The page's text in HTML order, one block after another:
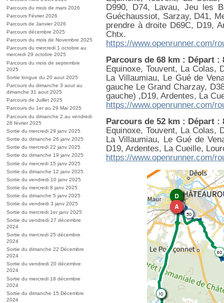
recherche
Parcours du mois de mars 2026
Parcours Février 2026
Parcours de Janvier 2026
Parcours décembre 2025
Parcours du mois de Novembre 2025
Parcours du mercredi 1 octobre au
mercredi 29 octobre 2025
Parcours du mois de septembre
2025
Sortie longue du 20 aout 2025
Parcours du dimanche 3 aout au
dimanche 31 aout 2025
Parcours de Juillet 2025
Parcours du 1er au 29 Mai 2025
Parcours du dimanche 2 au vendredi
28 février 2025
Sortie du mercredi 29 janv 2025
Sortie du dimanche 26 janv 2025
Sortie du mercredi 22 janv 2025
Sortie du dimanche 19 janv 2025
Sortie du mercredi 15 janv 2025
Sortie du dimanche 12 janv 2025
Sortie du vendredi 10 janv 2025
Sortie du mercredi 8 janv 2025
Sortie du dimanche 5 janv 2025
Sortie du vendredi 3 janv 2025
Sortie du mercredi 1er janv 2025
Sortie du vendredi 27 décembre
2024
Sortie du mercredi 25 décembre
2024
Sortie du dimanche 22 Décembre
2024
Sortie du vendredi 20 décembre
2024
Sortie du mercredi 18 décembre
2024
Sortie du dimanche 15 Décembre
2024
D990, D74, Lavau, Jeu les
Guéchaussiot, Sarzay, D41,
prendre à droite D69C, D19,
Chtx.
https://www.openrunner.com/
Parcours de 68 km : Départ :
Equinoxe, Touvent, La Colas,
La Villaumiau, Le Gué de
gauche Le Grand Charzay,
gauche) ,D19, Ardentes, La
https://www.openrunner.com/
Parcours de 52 km : Départ :
Equinoxe, Touvent, La Colas,
La Villaumiau, Le Gué de
D19, Ardentes, La Cueille,
https://www.openrunner.com/